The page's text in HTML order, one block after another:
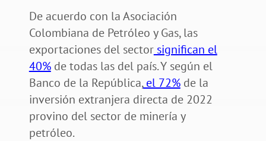
De acuerdo con la Asociación
Colombiana de Petróleo y Gas, las
exportaciones del sectorsignifican el
40%de todas las del país. Y según el
Banco de la República,el 72%de la
inversión extranjera directa de 2022
provino del sector de minería y
petróleo.